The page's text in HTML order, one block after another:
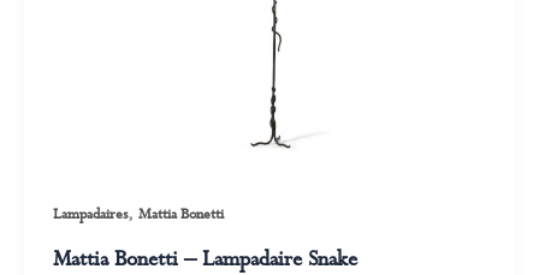
Lampadaires, Mattia Bonetti
Mattia Bonetti – Lampadaire Snake